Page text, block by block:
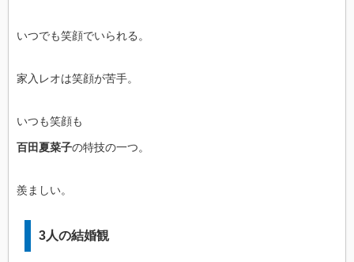
いつでも笑顔でいられる。
家入レオは笑顔が苦手。
いつも笑顔も
百田夏菜子の特技の一つ。
羨ましい。
3人の結婚観